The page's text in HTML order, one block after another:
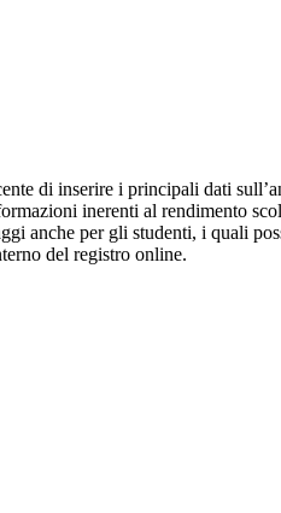
di inserire i principali dati
inerenti al rendimento
anche per gli studenti, i quali
del registro online.